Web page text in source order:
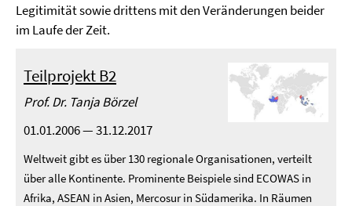
Legitimität sowie drittens mit den Veränderungen beider
im Laufe der Zeit.
Teilprojekt B2
Prof. Dr. Tanja Börzel
01.01.2006 — 31.12.2017
Weltweit gibt es über 130 regionale Organisationen, verteilt
über alle Kontinente. Prominente Beispiele sind ECOWAS in
Afrika, ASEAN in Asien, Mercosur in Südamerika. In Räumen